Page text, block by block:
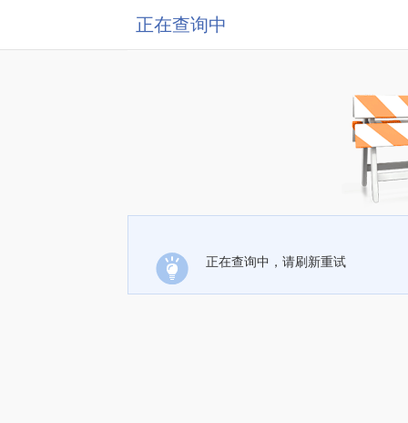
正在查询中
正在查询中，请刷新重试